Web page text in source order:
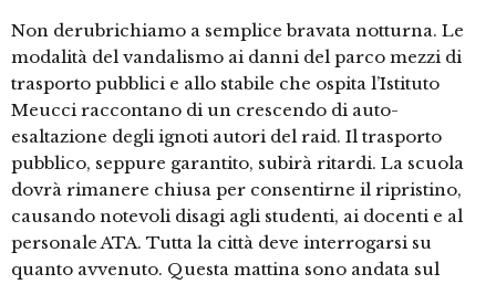
Non derubrichiamo a semplice bravata notturna. Le
modalità del vandalismo ai danni del parco mezzi di
trasporto pubblici e allo stabile che ospita l’Istituto
Meucci raccontano di un crescendo di auto-
esaltazione degli ignoti autori del raid. Il trasporto
pubblico, seppure garantito, subirà ritardi. La scuola
dovrà rimanere chiusa per consentirne il ripristino,
causando notevoli disagi agli studenti, ai docenti e al
personale ATA. Tutta la città deve interrogarsi su
quanto avvenuto. Questa mattina sono andata sul